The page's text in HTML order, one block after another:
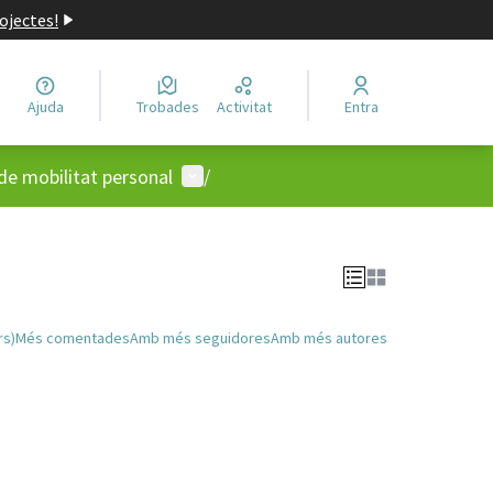
Ajuda Trobades Activitat Entra
mobilitat personal Menú d'usuari
/
Més comentadesAmb més seguidoresAmb més autores